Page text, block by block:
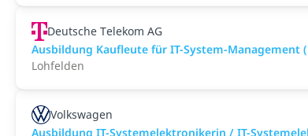
Deutsche Telekom AG
Ausbildung Kaufleute für IT-System-Management
Lohfelden
Volkswagen
Ausbildung IT-Systemelektronikerin / IT-